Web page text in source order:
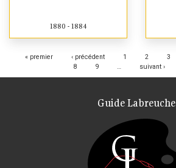
1880 - 1884
Pages« premier ‹ précédent 1 2 3
8
9 … suivant ›
Guide Labreuche